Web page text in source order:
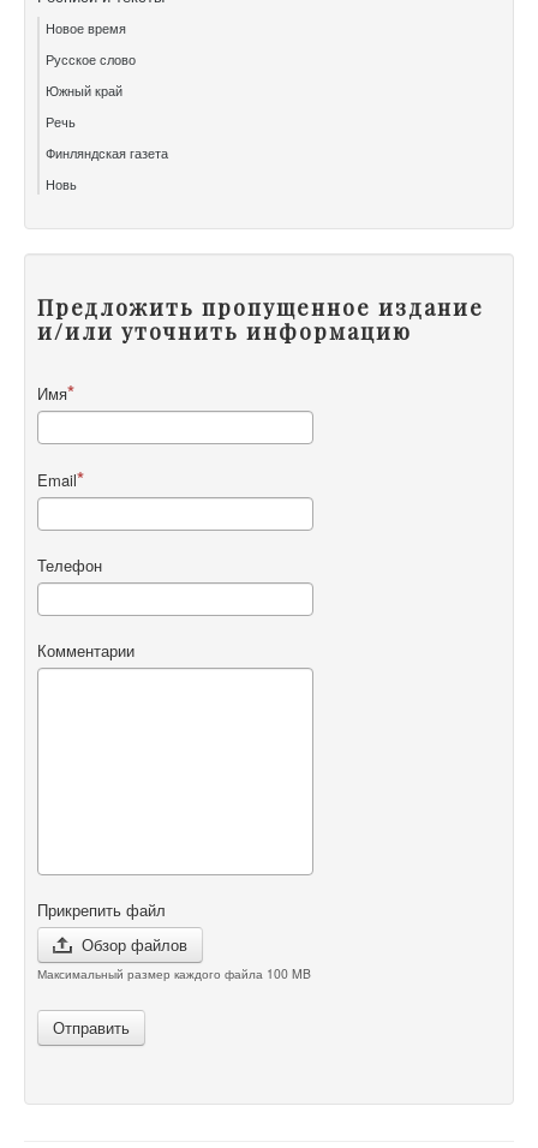
Новое время
Русское слово
Южный край
Речь
Финляндская газета
Новь
Предложить пропущенное издание
и/или уточнить информацию
Имя
Email
Телефон
Комментарии
Прикрепить файл
Обзор файлов
Максимальный размер каждого файла 100 MB
Отправить